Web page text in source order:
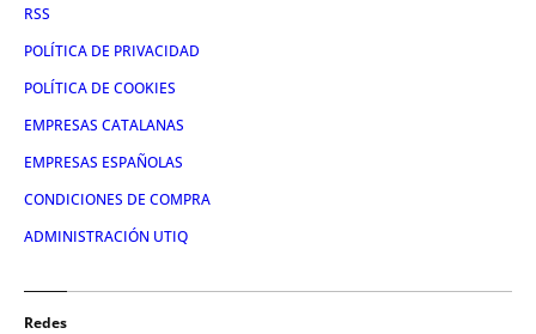
RSS
POLÍTICA DE PRIVACIDAD
POLÍTICA DE COOKIES
EMPRESAS CATALANAS
EMPRESAS ESPAÑOLAS
CONDICIONES DE COMPRA
ADMINISTRACIÓN UTIQ
Redes